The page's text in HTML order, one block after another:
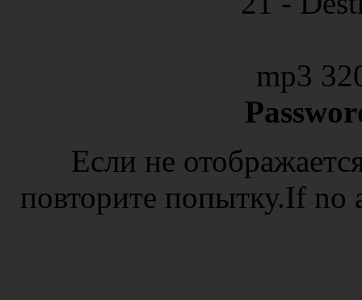
mp3
Если не
повторите попытку.If